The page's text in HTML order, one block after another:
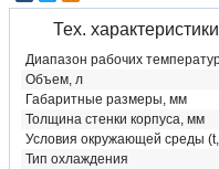
Тех. характеристики
Диапазон рабочих
Объем, л
Габаритные размеры, мм
Толщина стенки корпуса, мм
Условия окружающей среды
Тип охлаждения